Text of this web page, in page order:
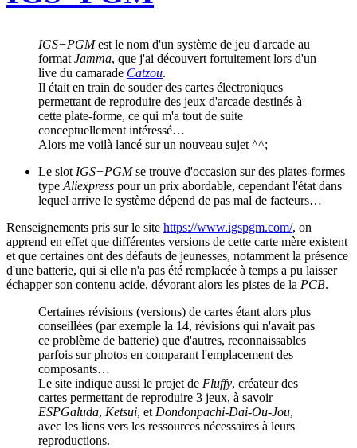
IGS−PGMest le nom d'un système de jeu d'arcade au
format Jamma, que j'ai découvert fortuitement lors d'un
live du camarade Catzou.
Il était en train de souder des cartes électroniques
permettant de reproduire des jeux d'arcade destinés à
cette plate-forme, ce qui m'a tout de suite
conceptuellement intéressé…
Alors me voilà lancé sur un nouveau sujet ^^;
Le slot IGS−PGMse trouve d'occasion sur des plates-formes
type Aliexpress pour un prix abordable, cependant l'état dans
lequel arrive le système dépend de pas mal de facteurs…
Renseignements pris sur le site https://www.igspgm.com/, on
apprend en effet que différentes versions de cette carte mère existent
et que certaines ont des défauts de jeunesses, notamment la présence
d'une batterie, qui si elle n'a pas été remplacée à temps a pu laisser
échapper son contenu acide, dévorant alors les pistes de la PCB.
Certaines révisions (versions) de cartes étant alors plus
conseillées (par exemple la 14, révisions qui n'avait pas
ce problème de batterie) que d'autres, reconnaissables
parfois sur photos en comparant l'emplacement des
composants…
Le site indique aussi le projet de Fluffy, créateur des
cartes permettant de reproduire 3 jeux, à savoir
ESPGaluda, Ketsui, et Dondonpachi-Dai-Ou-Jou,
avec les liens vers les ressources nécessaires à leurs
reproductions.